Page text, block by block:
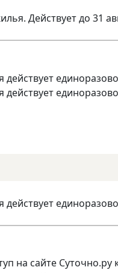
Действует до 31
на сайте